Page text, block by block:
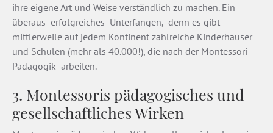
ihre eigene Art und Weise verständlich zu machen. Ein
überaus erfolgreiches Unterfangen, denn es gibt
mittlerweile auf jedem Kontinent zahlreiche Kinderhäuser
und Schulen (mehr als 40.000!), die nach der Montessori­
Pädagogik arbeiten.
3. Montessoris pädagogisches und
gesellschaftliches Wirken